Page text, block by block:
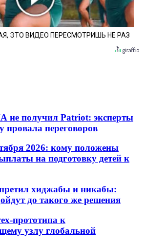
ЭТО ВИДЕО ПЕРЕСМОТРИШЬ НЕ РАЗ
не получил Patriot: эксперты
провала переговоров
2026: кому положены
на подготовку детей к
хиджабы и никабы:
до такого же решения
прототипа к
узлу глобальной